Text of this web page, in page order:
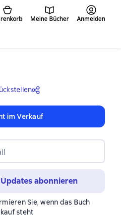
Meine Bücher Anmelden
im Verkauf
Updates abonnieren
Sie, wenn das Buch
steht